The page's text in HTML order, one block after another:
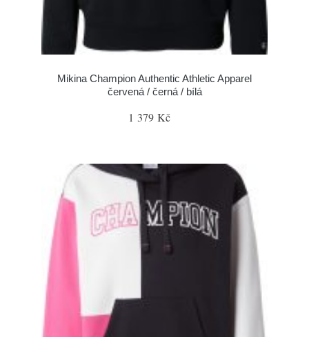
Mikina Champion Authentic Athletic Apparel
červená / černá / bílá
1 379 Kč